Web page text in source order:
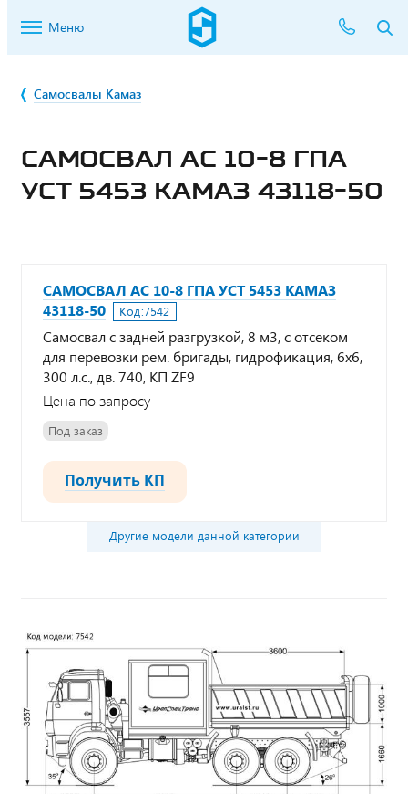
Меню
Самосвалы Камаз
САМОСВАЛ АС 10-8 ГПА
УСТ 5453 КАМАЗ 43118-50
САМОСВАЛ АС 10-8 ГПА УСТ 5453 КАМАЗ
43118-50
Код:7542
Самосвал с задней разгрузкой, 8 м3, с отсеком
для перевозки рем. бригады, гидрофикация, 6х6,
300 л.с., дв. 740, КП ZF9
Цена по запросу
Под заказ
Получить КП
Другие модели данной категории